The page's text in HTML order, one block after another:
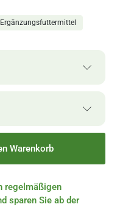
Ergänzungsfuttermittel
24,00 € / Kilogramm
21,17 € / Kilogramm
Warenkorb
regelmäßigen
sparen Sie ab der